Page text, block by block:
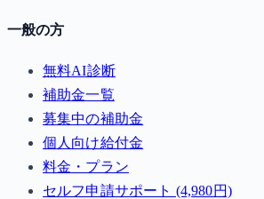
一般の方
無料AI診断
補助金一覧
募集中の補助金
個人向け給付金
料金・プラン
セルフ申請サポート (4,980円)